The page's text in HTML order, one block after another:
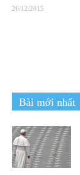
26/12/2015
Bài mới nhất